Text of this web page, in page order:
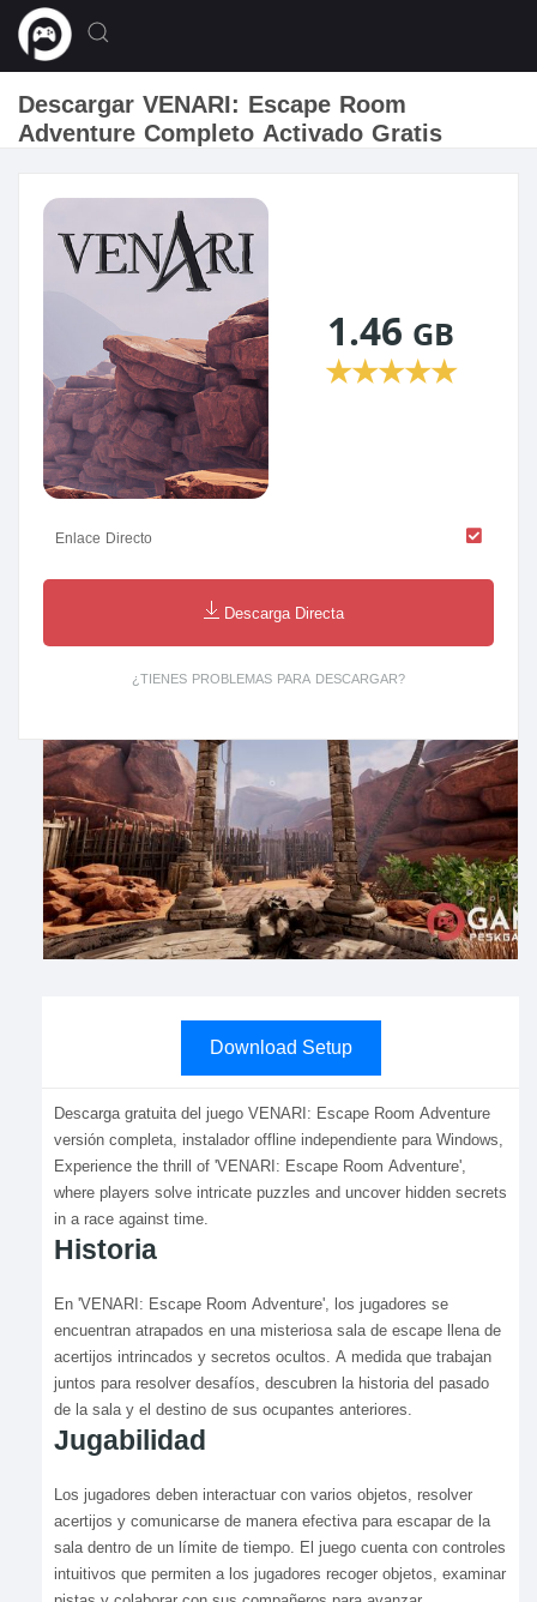
Descargar VENARI: Escape Room
Adventure Completo Activado Gratis
Download Setup
Descarga gratuita del juego VENARI: Escape Room Adventure
versión completa, instalador offline independiente para Windows,
Experience the thrill of 'VENARI: Escape Room Adventure',
where players solve intricate puzzles and uncover hidden secrets
in a race against time.
Historia
En 'VENARI: Escape Room Adventure', los jugadores se
encuentran atrapados en una misteriosa sala de escape llena de
acertijos intrincados y secretos ocultos. A medida que trabajan
juntos para resolver desafíos, descubren la historia del pasado
de la sala y el destino de sus ocupantes anteriores.
Jugabilidad
Los jugadores deben interactuar con varios objetos, resolver
acertijos y comunicarse de manera efectiva para escapar de la
sala dentro de un límite de tiempo. El juego cuenta con controles
intuitivos que permiten a los jugadores recoger objetos, examinar
1.46 GB
★★★★★
Enlace Directo
Descarga Directa
¿TIENES PROBLEMAS PARA DESCARGAR?